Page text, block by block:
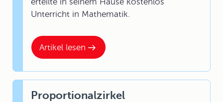
Artikel lesen
Unterricht in Mathematik.
Proportionalzirkel